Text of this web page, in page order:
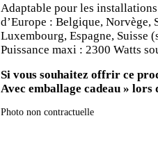
Adaptable pour les
d’Europe : Belgique, Norvège,
Luxembourg, Espagne, Suisse
Puissance maxi : 2300 Watts
Si vous souhaitez offrir ce
Avec emballage cadeau » lors
Photo non contractuelle